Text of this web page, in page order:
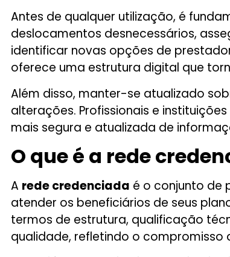
Antes de qualquer utilização, é
deslocamentos desnecessários,
identificar novas opções de
oferece uma estrutura digital que
Além disso, manter-se atualizado
alterações. Profissionais e
mais segura e atualizada de
O que é a rede
A rede credenciada é o conjunto de
atender os beneficiários de seus
termos de estrutura, qualificação
qualidade, refletindo o